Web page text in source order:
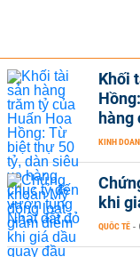
Khối
hàng
KINH
khi
QUỐC TẾ -